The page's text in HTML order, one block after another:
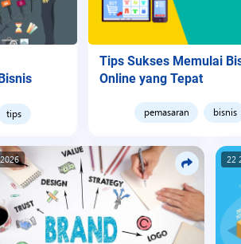
tips
Tips Sukses Memulai
Online yang Tepat
pemasaran bisnis
22